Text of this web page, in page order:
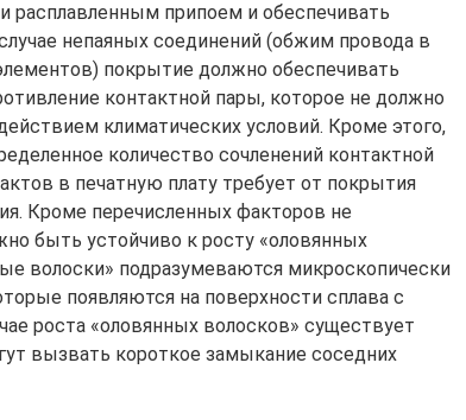
расплавленным припоем и обеспечивать
непаяных соединений (обжим провода в
покрытие должно обеспечивать
контактной пары, которое не должно
климатических условий. Кроме этого,
количество сочленений контактной
в печатную плату требует от покрытия
Кроме перечисленных факторов не
быть устойчиво к росту «оловянных
волоски» подразумеваются микроскопически
появляются на поверхности сплава с
роста «оловянных волосков» существует
вызвать короткое замыкание соседних